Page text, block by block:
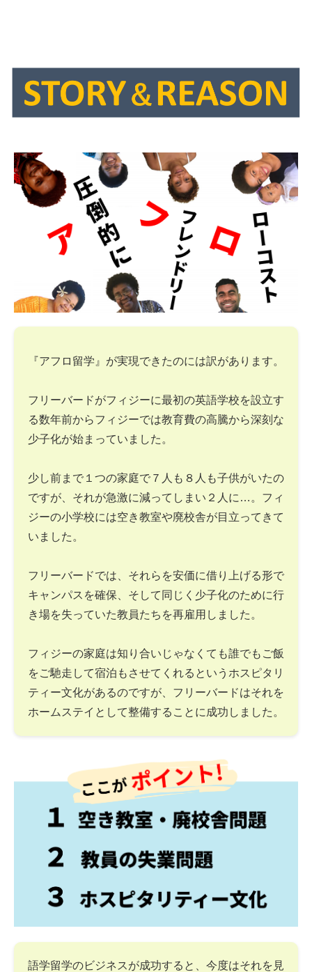
『アフロ留学』が実現できたのには訳があります。
フリーバードがフィジーに最初の英語学校を設立す
る数年前からフィジーでは教育費の高騰から深刻な
少子化が始まっていました。
少し前まで１つの家庭で７人も８人も子供がいたの
ですが、それが急激に減ってしまい２人に…。フィ
ジーの小学校には空き教室や廃校舎が目立ってきて
いました。
フリーバードでは、それらを安価に借り上げる形で
キャンパスを確保、そして同じく少子化のために行
き場を失っていた教員たちを再雇用しました。
フィジーの家庭は知り合いじゃなくても誰でもご飯
をご馳走して宿泊もさせてくれるというホスピタリ
ティー文化があるのですが、フリーバードはそれを
ホームステイとして整備することに成功しました。
語学留学のビジネスが成功すると、今度はそれを見